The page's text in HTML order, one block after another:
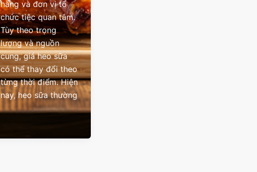
hàng và đơn vị tổ
chức tiệc quan tâm.
Tùy theo trọng
lượng và nguồn
cung, giá heo sữa
có thể thay đổi theo
từng thời điểm. Hiện
nay, heo sữa thường